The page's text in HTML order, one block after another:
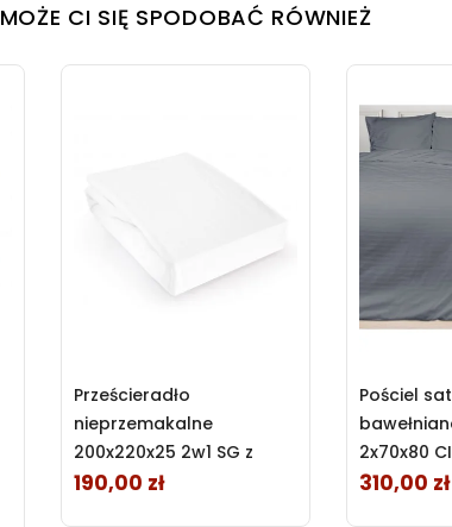
MOŻE CI SIĘ SPODOBAĆ RÓWNIEŻ
Prześcieradło
nieprzemakalne
200x220x25 2w1 SG z
gumką białe Darymex
Cena
190,00 zł
Pościel
2x70x80
Cena
310,00 zł